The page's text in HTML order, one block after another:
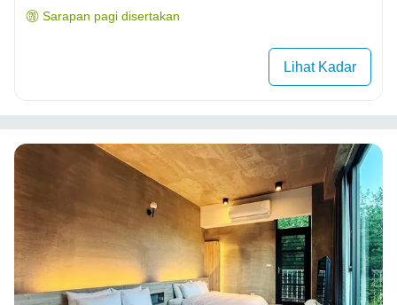
Sarapan pagi disertakan
Lihat Kadar